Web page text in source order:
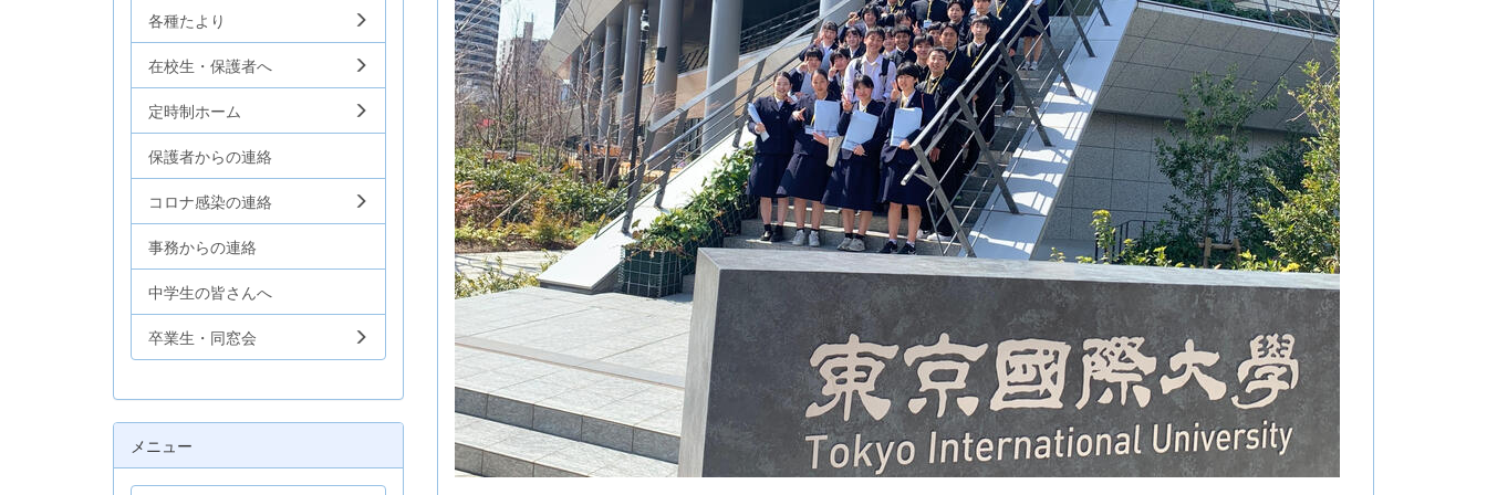
各種たより
在校生・保護者へ
定時制ホーム
保護者からの連絡
コロナ感染の連絡
事務からの連絡
中学生の皆さんへ
卒業生・同窓会
メニュー